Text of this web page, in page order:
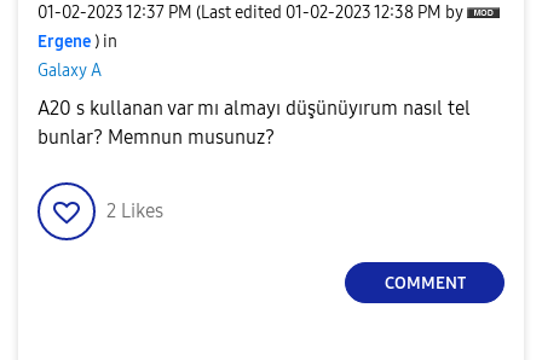
‎01-02-202312:37 PM (Last edited ‎01-02-202312:38 PM by
Ergene ) in
Galaxy A
A20 s kullanan var mı almayı düşünüyırum nasıl tel
bunlar? Memnun musunuz?
2 Likes
COMMENT